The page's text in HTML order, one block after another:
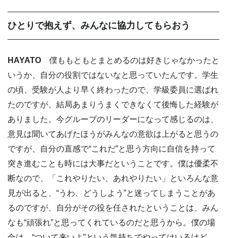
ひとりで抱えず、みんなに協力してもらおう
HAYATO 僕ももともとまとめるのは好きじゃなかったと
いうか、自分の役割ではないなと思っていたんです。学生
の頃、受験が人より早く終わったので、学級委員に選ばれ
たのですが、結局あまりうまくできなくて後悔した経験が
ありました。今グループのリーダーになって感じるのは、
意見は聞いてあげたほうがみんなの意欲は上がると思うの
ですが、自分の直感で“これだ”と思う方向に自信を持って
突き進むことも時には大事だということです。僕は優柔不
断なので、「これやりたい、あれやりたい」といろんな意
見が出ると、“うわ、どうしよう”と迷ってしまうことがあ
るのですが、自分がその役を任されたということは、みん
なも“頑張れ”と思ってくれているのだと思うから。僕の場